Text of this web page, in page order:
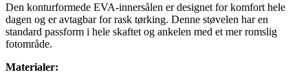
Den konturformede EVA-innersålen er designet for komfort hele
dagen og er avtagbar for rask tørking. Denne støvelen har en
standard passform i hele skaftet og ankelen med et mer romslig
fotområde.
Materialer: